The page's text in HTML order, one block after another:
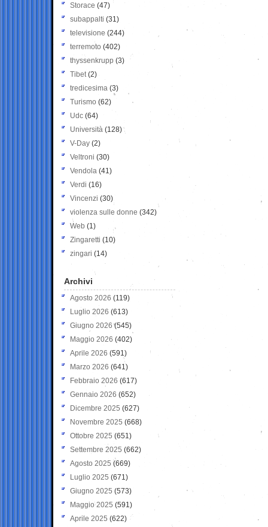
Storace (47)
subappalti (31)
televisione(244)
terremoto (402)
thyssenkrupp (3)
Tibet(2)
tredicesima (3)
Turismo (62)
Udc (64)
Università (128)
V-Day (2)
Veltroni (30)
Vendola (41)
Verdi (16)
Vincenzi (30)
violenza sulle donne (342)
Web (1)
Zingaretti (10)
zingari (14)
Archivi
Agosto 2026 (119)
Luglio 2026 (613)
Giugno 2026 (545)
Maggio 2026 (402)
Aprile 2026 (591)
Marzo 2026 (641)
Febbraio 2026 (617)
Gennaio 2026 (652)
Dicembre 2025 (627)
Novembre 2025 (668)
Ottobre 2025 (651)
Settembre 2025 (662)
Agosto 2025 (669)
Luglio 2025 (671)
Giugno 2025 (573)
Maggio 2025 (591)
Aprile 2025 (622)